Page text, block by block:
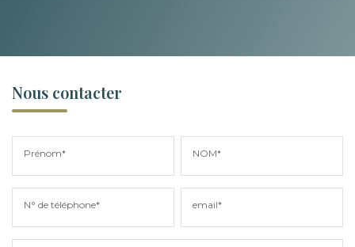
Nous contacter
Prénom* NOM*
N° de téléphone* email*